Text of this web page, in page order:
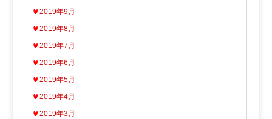
2019年9月
2019年8月
2019年7月
2019年6月
2019年5月
2019年4月
2019年3月